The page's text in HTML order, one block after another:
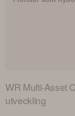
WR Multi-Asset
utveckling